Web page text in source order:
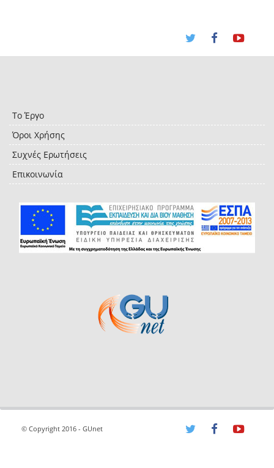
Το Έργο
Όροι Χρήσης
Συχνές Ερωτήσεις
Επικοινωνία
© Copyright 2016 - GUnet